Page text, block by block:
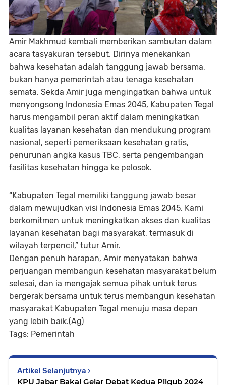
Amir Makhmud kembali memberikan sambutan dalam
acara tasyakuran tersebut. Dirinya menekankan
bahwa kesehatan adalah tanggung jawab bersama,
bukan hanya pemerintah atau tenaga kesehatan
semata. Sekda Amir juga mengingatkan bahwa untuk
menyongsong Indonesia Emas 2045, Kabupaten Tegal
harus mengambil peran aktif dalam meningkatkan
kualitas layanan kesehatan dan mendukung program
nasional, seperti pemeriksaan kesehatan gratis,
penurunan angka kasus TBC, serta pengembangan
fasilitas kesehatan hingga ke pelosok.
“Kabupaten Tegal memiliki tanggung jawab besar
dalam mewujudkan visi Indonesia Emas 2045. Kami
berkomitmen untuk meningkatkan akses dan kualitas
layanan kesehatan bagi masyarakat, termasuk di
wilayah terpencil,” tutur Amir.
Dengan penuh harapan, Amir menyatakan bahwa
perjuangan membangun kesehatan masyarakat belum
selesai, dan ia mengajak semua pihak untuk terus
bergerak bersama untuk terus membangun kesehatan
masyarakat Kabupaten Tegal menuju masa depan
yang lebih baik.(Ag)
Tags: Pemerintah
Artikel Selanjutnya
KPU Jabar Bakal Gelar Debat Kedua Pilgub 2024